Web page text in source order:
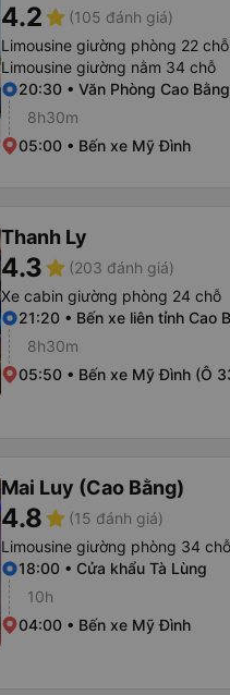
4.2star (105 đánh giá)
Limousine giường phòng 22 chỗ
Limousine giường nằm 34 chỗ
20:30 • Văn Phòng Cao Bằng
8h30m
05:00 • Bến xe Mỹ Đình
Thanh Ly
4.3star (203 đánh giá)
Xe cabin giường phòng 24 chỗ
21:20 • Bến xe liên tỉnh Cao
8h30m
05:50 • Bến xe Mỹ Đình (Ô
Mai Luy (Cao Bằng)
4.8star (15 đánh giá)
Limousine giường phòng 34 chỗ
18:00 • Cửa khẩu Tà Lùng
10h
04:00 • Bến xe Mỹ Đình